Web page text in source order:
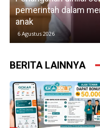
memperkuat
kebebasan pers, dan
5 Agustus 2026
BERITA LAINNYA